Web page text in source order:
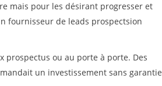
mais pour les désirant progresser et
fournisseur de leads prospectsion
ou au porte à porte. Des
un investissement sans garantie